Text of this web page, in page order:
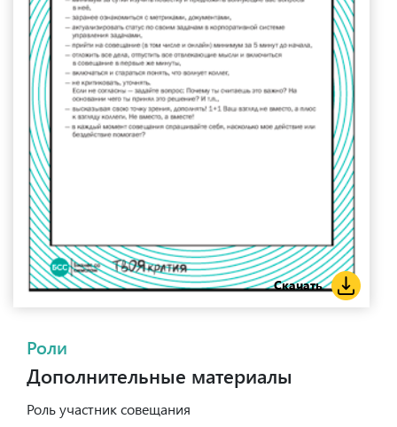
Скачать
Роли
Дополнительные материалы
Роль участник совещания